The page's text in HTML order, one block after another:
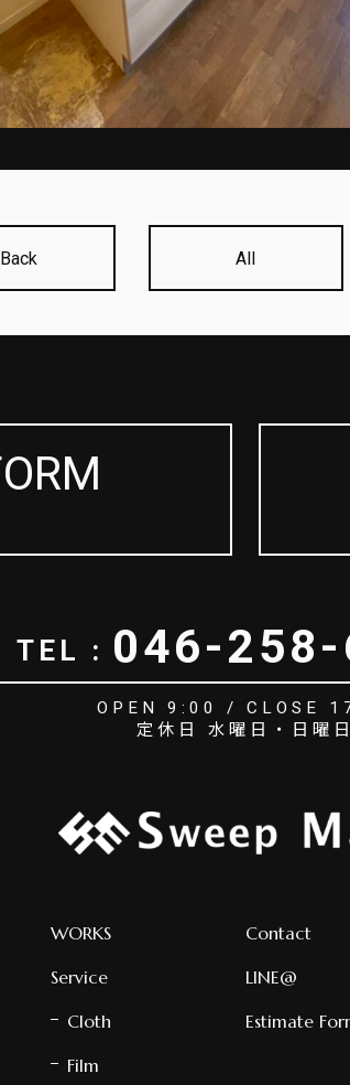
Back All
TEL : 046-258-
OPEN 9:00 / CLOSE
定休日 水曜日・日曜日
WORKS
Service
Cloth
Film
Contact
LINE@
Estimate